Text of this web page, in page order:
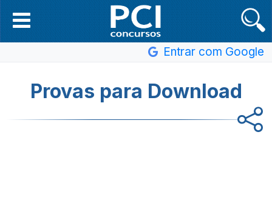
Entrar com Google
Provas para Download